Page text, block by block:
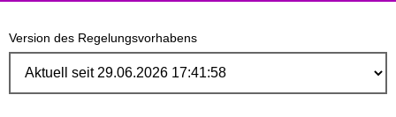
Version des Regelungsvorhabens